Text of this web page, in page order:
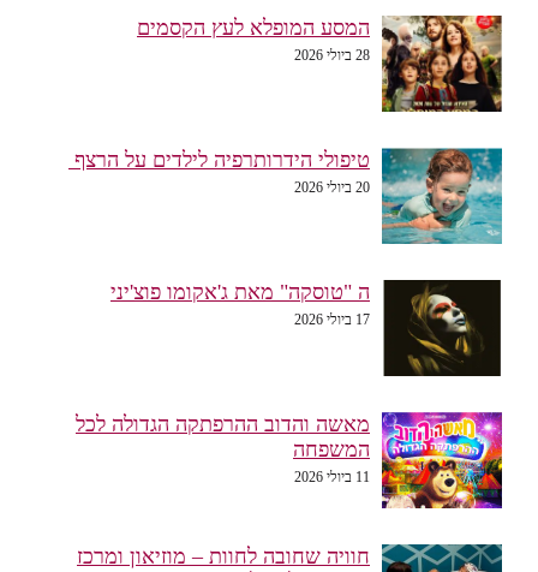
המסע המופלא לעץ הקסמים
28 ביולי 2026
טיפולי הידרותרפיה לילדים על הרצף
20 ביולי 2026
ה "טוסקה" מאת ג'אקומו פוצ'יני
מאשה והדוב ההרפתקה הגדולה לכל
המשפחה
11 ביולי 2026
חוויה שחובה לחוות – מוזיאון ומרכז